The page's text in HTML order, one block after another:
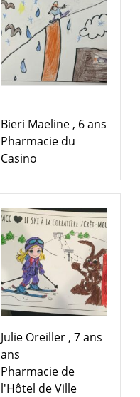
Bieri Maeline , 6 ans
Pharmacie du
Casino
Julie Oreiller , 7 ans
ans
Pharmacie de
l'Hôtel de Ville